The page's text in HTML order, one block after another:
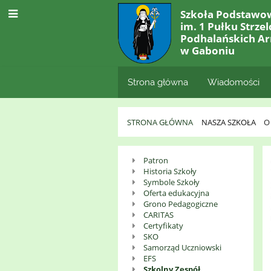
Szkoła
im. 1 Pułku
Podhalańskich
w Gaboniu
Strona główna Wiadomości
STRONA GŁÓWNA NASZA SZKOŁA O
Szkole
Patron
Historia Szkoły
Symbole Szkoły
Oferta edukacyjna
Grono Pedagogiczne
CARITAS
Certyfikaty
SKO
Samorząd Uczniowski
EFS